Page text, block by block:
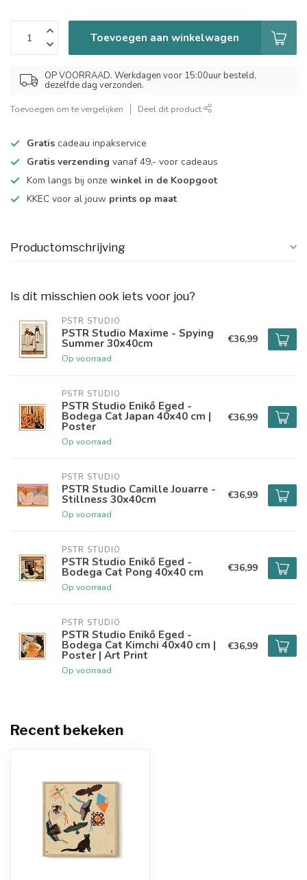
Toevoegen aan winkelwagen
OP VOORRAAD. Werkdagen voor 15:00uur besteld,
dezelfde dag verzonden.
Toevoegen om te vergelijken Deel dit product
Gratis cadeau inpakservice
Gratis verzending vanaf 49,- voor cadeaus
Kom langs bij onze winkel in de Koopgoot
KKEC voor al jouw prints op maat
Productomschrijving
Is dit misschien ook iets voor jou?
PSTR STUDIO
PSTR Studio Maxime - Spying
Summer 30x40cm
Op voorraad
€36,99
PSTR STUDIO
PSTR Studio Enikő Eged -
Bodega Cat Japan 40x40 cm |
Poster
Op voorraad
€36,99
PSTR STUDIO
PSTR Studio Camille Jouarre -
Stillness 30x40cm
Op voorraad
€36,99
PSTR STUDIO
PSTR Studio Enikő Eged -
Bodega Cat Pong 40x40 cm
Op voorraad
€36,99
PSTR STUDIO
PSTR Studio Enikő Eged -
Bodega Cat Kimchi 40x40 cm |
Poster | Art Print
Op voorraad
€36,99
Recent bekeken